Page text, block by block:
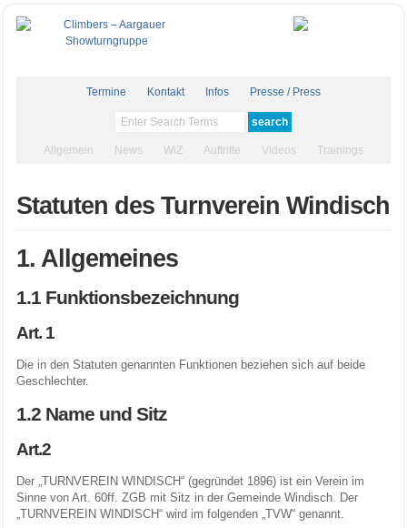
Termine Kontakt Infos Presse / Press
Allgemein News WiZ Auftritte Videos Trainings
Statuten des Turnverein Windisch
1. Allgemeines
1.1 Funktionsbezeichnung
Art. 1
Die in den Statuten genannten Funktionen beziehen sich auf beide
Geschlechter.
1.2 Name und Sitz
Art.2
Der „TURNVEREIN WINDISCH“ (gegründet 1896) ist ein Verein im
Sinne von Art. 60ff. ZGB mit Sitz in der Gemeinde Windisch. Der
„TURNVEREIN WINDISCH“ wird im folgenden „TVW“ genannt.